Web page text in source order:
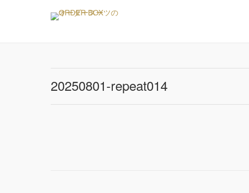
20250801-repeat014